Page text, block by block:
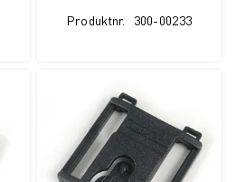
Produktnr. 300-00233